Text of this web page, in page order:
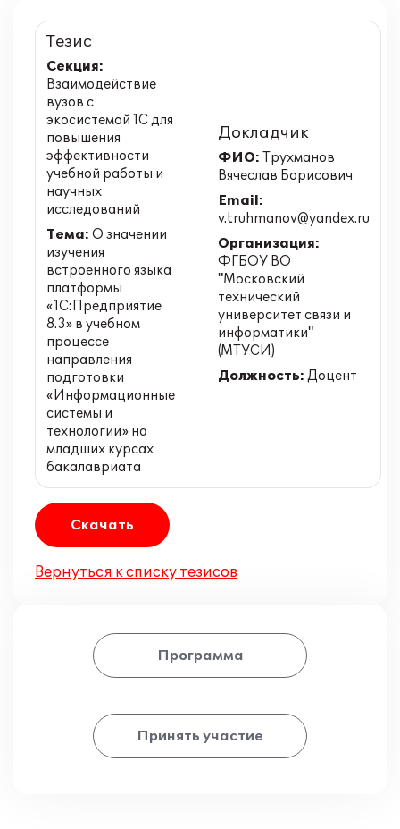
Тезис
Секция:
Взаимодействие
вузов с
экосистемой 1С для
повышения
эффективности
учебной работы и
научных
исследований
Тема: О значении
изучения
встроенного языка
платформы
«1С:Предприятие
8.3» в учебном
процессе
направления
подготовки
«Информационные
системы и
технологии» на
младших курсах
бакалавриата
Докладчик
ФИО: Трухманов
Вячеслав Борисович
Email:
v.truhmanov@yandex.ru
Организация:
ФГБОУ ВО
"Московский
технический
университет связи и
информатики"
(МТУСИ)
Должность: Доцент
Скачать
Вернуться к списку тезисов
Программа
Принять участие